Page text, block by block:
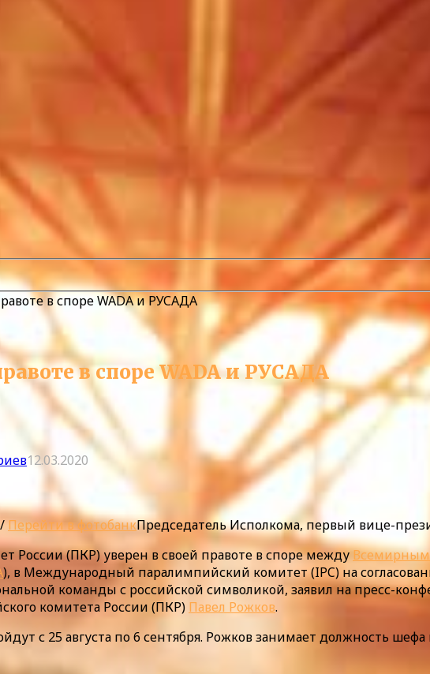
в споре WADA и РУСАДА
в споре WADA и РУСАДА
12.03.2020
/ Перейти в фотобанкПредседатель Исполкома, первый вице-
России (ПКР) уверен в своей правоте в споре между Всемирным
), в Международный паралимпийский комитет (IPC) на
команды с российской символикой, заявил на пресс-
комитета России (ПКР) Павел Рожков.
с 25 августа по 6 сентября. Рожков занимает должность